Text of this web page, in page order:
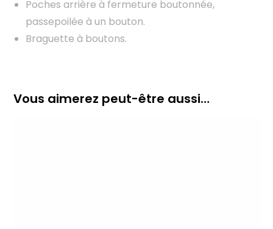
Poches arrière à fermeture boutonnée,
passepoilée à un bouton.
Braguette à boutons.
Vous aimerez peut-être aussi…